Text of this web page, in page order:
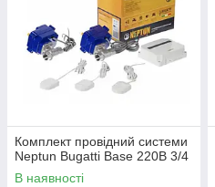
Комплект провідний системи
Neptun Bugatti Base 220B 3/4
В наявності